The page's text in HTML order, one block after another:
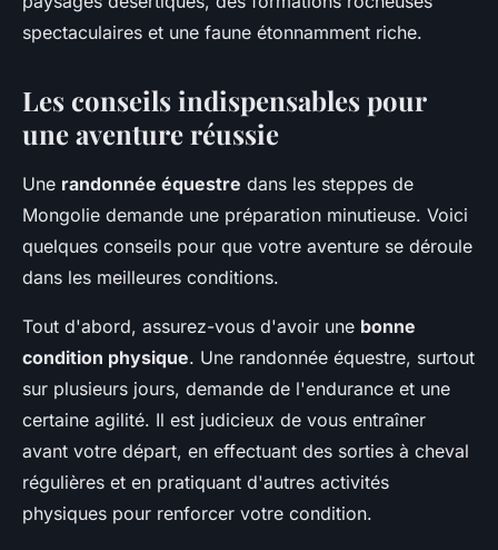
spectaculaires et une faune étonnamment riche.
Les conseils indispensables pour
une aventure réussie
Une randonnée équestre dans les steppes de
Mongolie demande une préparation minutieuse. Voici
quelques conseils pour que votre aventure se déroule
dans les meilleures conditions.
Tout d'abord, assurez-vous d'avoir une bonne
condition physique. Une randonnée équestre, surtout
sur plusieurs jours, demande de l'endurance et une
certaine agilité. Il est judicieux de vous entraîner
avant votre départ, en effectuant des sorties à cheval
régulières et en pratiquant d'autres activités
physiques pour renforcer votre condition.